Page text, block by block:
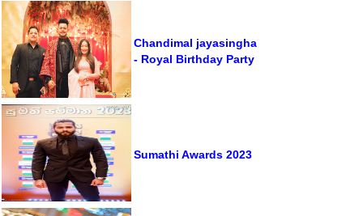
Chandimal jayasingha
- Royal Birthday Party
Sumathi Awards 2023